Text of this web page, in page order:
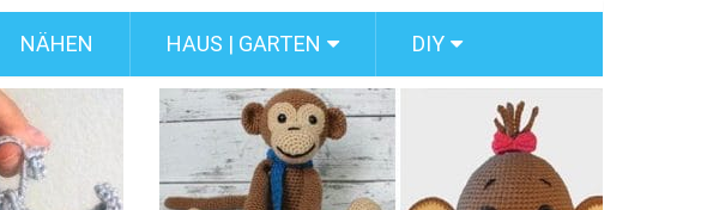
NÄHEN HAUS | GARTEN DIY